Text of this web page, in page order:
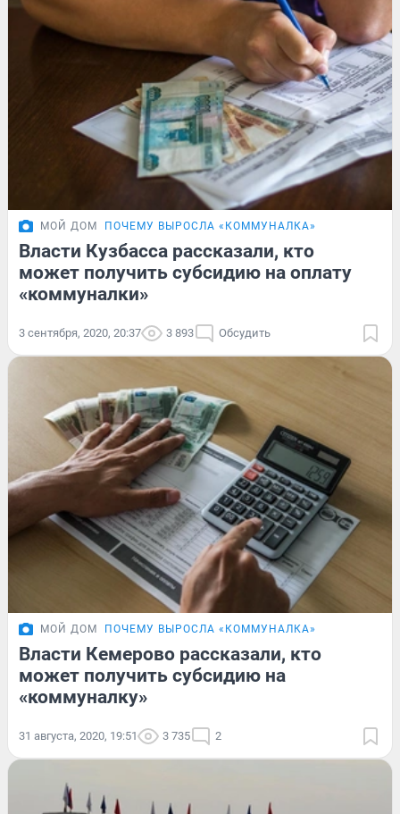
МОЙ ДОМ ПОЧЕМУ ВЫРОСЛА «КОММУНАЛКА»
Власти Кузбасса рассказали, кто
может получить субсидию на оплату
«коммуналки»
3 сентября, 2020, 20:37 3 893 Обсудить
МОЙ ДОМ ПОЧЕМУ ВЫРОСЛА «КОММУНАЛКА»
Власти Кемерово рассказали, кто
может получить субсидию на
«коммуналку»
31 августа, 2020, 19:51 3 735 2